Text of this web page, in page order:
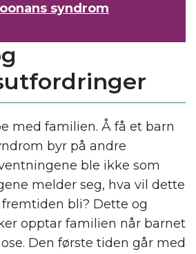
syndrom
med familien. Å få et barn
byr på andre
ble ikke som
melder seg, hva vil dette
bli? Dette og
opptar familien når barnet
Den første tiden går med